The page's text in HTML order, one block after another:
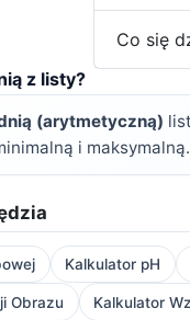
Co się
z listy?
(arytmetyczną)
i maksymalną.
Kalkulator pH
Obrazu Kalkulator